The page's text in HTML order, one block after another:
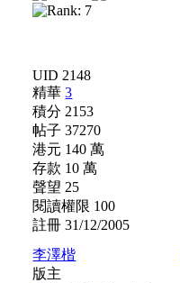
UID 2148
精華3
積分 2153
帖子 37270
港元 140 萬
存款 10 萬
聲望 25
閱讀權限 100
註冊 31/12/2005
李澤楷
版主